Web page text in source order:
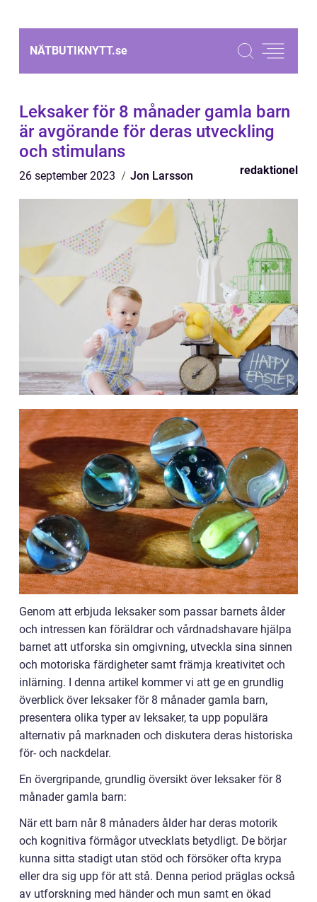
NÄTBUTIKNYTT.se
Leksaker för 8 månader gamla barn
är avgörande för deras utveckling
och stimulans
26 september 2023 Jon Larsson redaktionel
Genom att erbjuda leksaker som passar barnets ålder
och intressen kan föräldrar och vårdnadshavare hjälpa
barnet att utforska sin omgivning, utveckla sina sinnen
och motoriska färdigheter samt främja kreativitet och
inlärning. I denna artikel kommer vi att ge en grundlig
överblick över leksaker för 8 månader gamla barn,
presentera olika typer av leksaker, ta upp populära
alternativ på marknaden och diskutera deras historiska
för- och nackdelar.
En övergripande, grundlig översikt över leksaker för 8
månader gamla barn:
När ett barn når 8 månaders ålder har deras motorik
och kognitiva förmågor utvecklats betydligt. De börjar
kunna sitta stadigt utan stöd och försöker ofta krypa
eller dra sig upp för att stå. Denna period präglas också
av utforskning med händer och mun samt en ökad